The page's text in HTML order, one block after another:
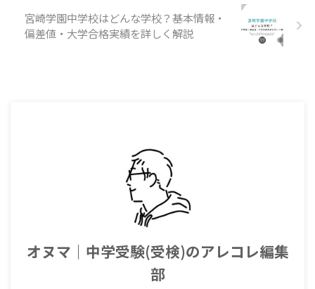
宮崎学園中学校はどんな学校？基本情報・
偏差値・大学合格実績を詳しく解説
オヌマ｜中学受験(受検)のアレコレ編集
部